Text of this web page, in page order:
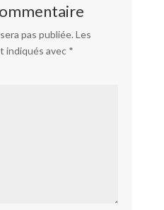
pas publiée. Les
indiqués avec *